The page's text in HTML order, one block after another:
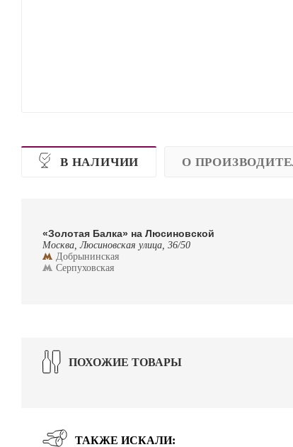
В НАЛИЧИИ О
«Золотая Балка» на Люсиновской
Москва, Люсиновская улица, 36/50
Добрынинская
Серпуховская
ПОХОЖИЕ ТОВАРЫ
ТАКЖЕ ИСКАЛИ: